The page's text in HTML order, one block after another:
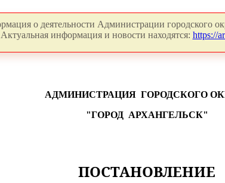
о деятельности Администрации городского
Актуальная информация и новости находятся: https://
АДМИНИСТРАЦИЯ ГОРОДСКОГО
"ГОРОД АРХАНГЕЛЬСК"
ПОСТАНОВЛЕНИЕ